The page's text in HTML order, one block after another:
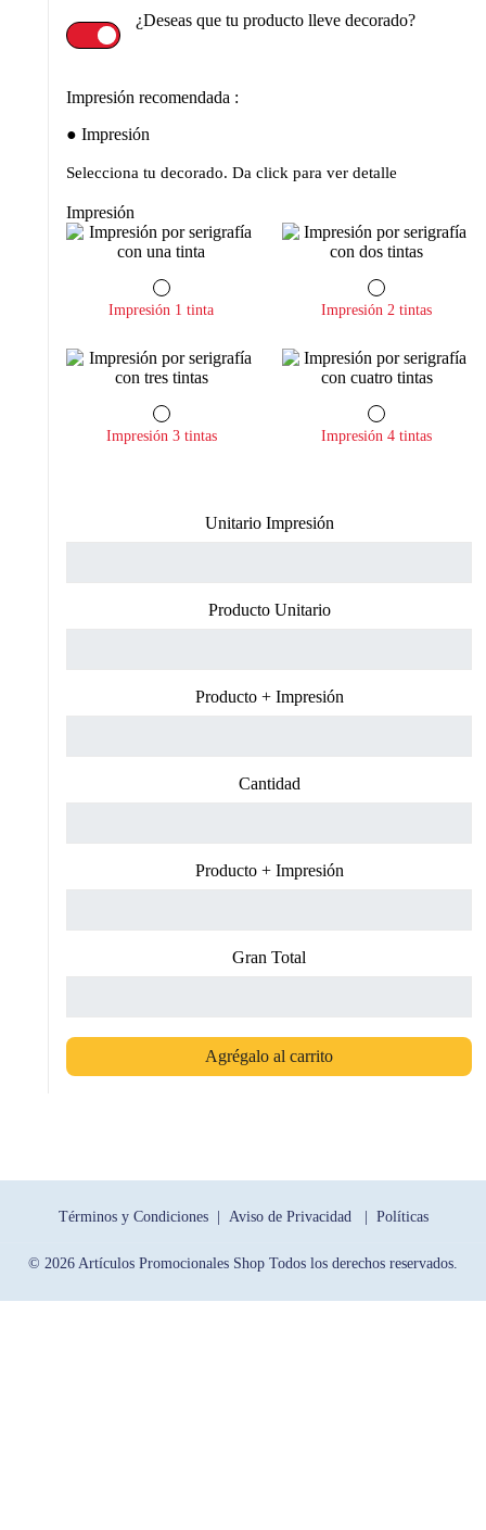
¿Deseas que tu producto lleve decorado?
Impresión recomendada :
Impresión
Selecciona tu decorado. Da click para ver detalle
Impresión
Impresión 1 tinta Impresión 2 tintas
Impresión 3 tintas Impresión 4 tintas
Unitario Impresión
Producto Unitario
Producto + Impresión
Cantidad
Producto + Impresión
Gran Total
Agrégalo al carrito
Términos y Condiciones | Aviso de Privacidad | Políticas
© 2026 Artículos Promocionales Shop Todos los derechos reservados.